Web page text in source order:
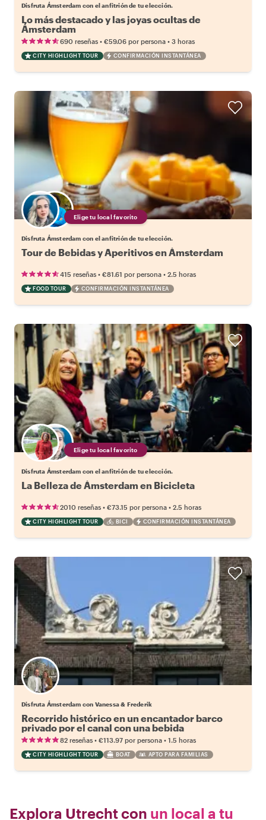
Disfruta Ámsterdam con el anfitrión de tu elección.
Lo más destacado y las joyas ocultas de
Ámsterdam
690 reseñas • €59.06 por persona • 3 horas
CITY HIGHLIGHT TOUR CONFIRMACIÓN INSTANTÁNEA
Elige tu local favorito
Disfruta Ámsterdam con el anfitrión de tu elección.
Tour de Bebidas y Aperitivos en Ámsterdam
415 reseñas • €81.61 por persona • 2.5 horas
FOOD TOUR CONFIRMACIÓN INSTANTÁNEA
Elige tu local favorito
Disfruta Ámsterdam con el anfitrión de tu elección.
La Belleza de Ámsterdam en Bicicleta
2010 reseñas • €73.15 por persona • 2.5 horas
CITY HIGHLIGHT TOUR BICI CONFIRMACIÓN INSTANTÁNEA
Disfruta Ámsterdam con Vanessa & Frederik
Recorrido histórico en un encantador barco
privado por el canal con una bebida
82 reseñas • €113.97 por persona • 1.5 horas
CITY HIGHLIGHT TOUR BOAT APTO PARA FAMILIAS
Explora Utrecht con un local a tu